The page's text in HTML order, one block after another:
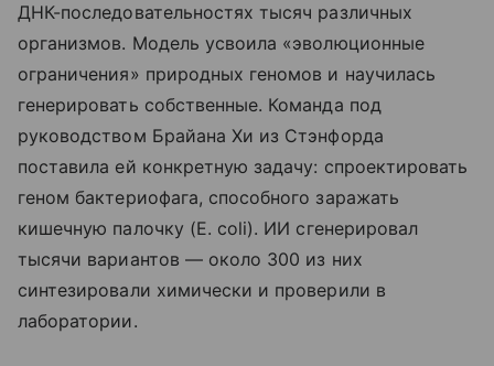
ДНК-последовательностях тысяч различных
организмов. Модель усвоила «эволюционные
ограничения» природных геномов и научилась
генерировать собственные. Команда под
руководством Брайана Хи из Стэнфорда
поставила ей конкретную задачу: спроектировать
геном бактериофага, способного заражать
кишечную палочку (E. coli). ИИ сгенерировал
тысячи вариантов — около 300 из них
синтезировали химически и проверили в
лаборатории.